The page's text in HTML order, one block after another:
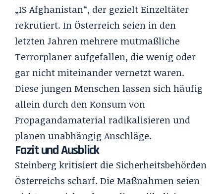
„IS Afghanistan“, der gezielt Einzeltäter
rekrutiert. In Österreich seien in den
letzten Jahren mehrere mutmaßliche
Terrorplaner aufgefallen, die wenig oder
gar nicht miteinander vernetzt waren.
Diese jungen Menschen lassen sich häufig
allein durch den Konsum von
Propagandamaterial radikalisieren und
planen unabhängig Anschläge.
Fazit und Ausblick
Steinberg kritisiert die Sicherheitsbehörden
Österreichs scharf. Die Maßnahmen seien